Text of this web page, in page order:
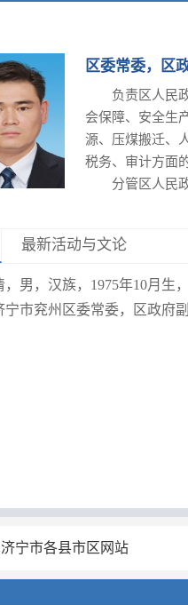
区委常委，区
负责区人民
会保障、安全生
源、压煤搬迁、
税务、审计方面
分管区人民
联系史志、
协助于长海
的建设、安全生
最新活动与文论
，男，汉族，1975年10月生
宁市兖州区委常委，
区政府
济宁市各县市区网站